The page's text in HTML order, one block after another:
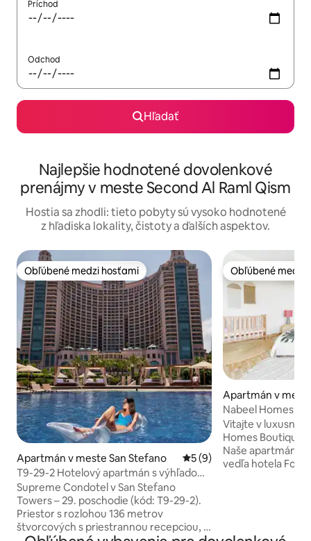
Príchod
Odchod
Hľadať
Najlepšie hodnotené dovolenkové
prenájmy v meste Second Al Raml Qism
Hostia sa zhodli: tieto pobyty sú vysoko hodnotené
z hľadiska lokality, čistoty a ďalších aspektov.
Obľúbené medzi hosťami
Obľúbené medzi hosťami
Apartmán v meste San Stefano Priemerné ohodnotenie 5
5 (9)
T9-29-2 Hotelový apartmán s výhľadom
na more | Priamy výhľad na more
Supreme Condotel v San Stefano
Towers – 29. poschodie (kód: T9-29-2).
Priestor s rozlohou 136 metrov
štvorcových s priestrannou recepciou, 2
Obľúbené medzi
Obľúbené medzi
Apartmán v
no
Nabeel Homes
Vitajte v
Homes Boutique
Naše apartmány
vedľa hotela Four